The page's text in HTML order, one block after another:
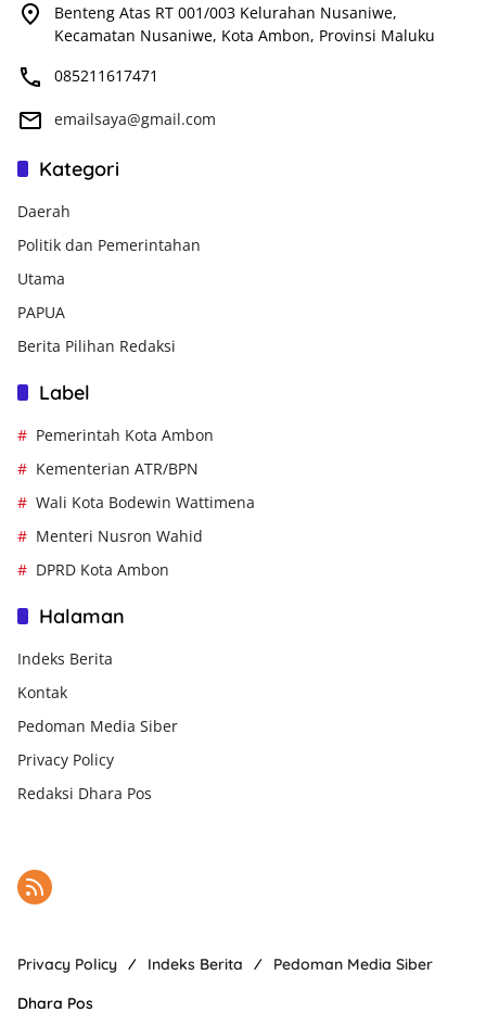
Benteng Atas RT 001/003 Kelurahan Nusaniwe,
Kecamatan Nusaniwe, Kota Ambon, Provinsi Maluku
085211617471
emailsaya@gmail.com
Kategori
Daerah
Politik dan Pemerintahan
Utama
PAPUA
Berita Pilihan Redaksi
Label
Pemerintah Kota Ambon
Kementerian ATR/BPN
Wali Kota Bodewin Wattimena
Menteri Nusron Wahid
DPRD Kota Ambon
Halaman
Indeks Berita
Kontak
Pedoman Media Siber
Privacy Policy
Redaksi Dhara Pos
Privacy Policy Indeks Berita
Pedoman Media Siber
Dhara Pos